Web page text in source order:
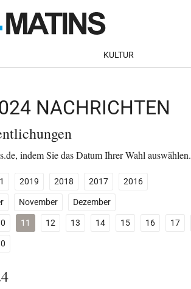
KULTUR
NACHRICHTEN
indem Sie das Datum Ihrer Wahl auswählen.
2019 2018 2017
2016
November
Dezember
11 12 13 14 15 16 17